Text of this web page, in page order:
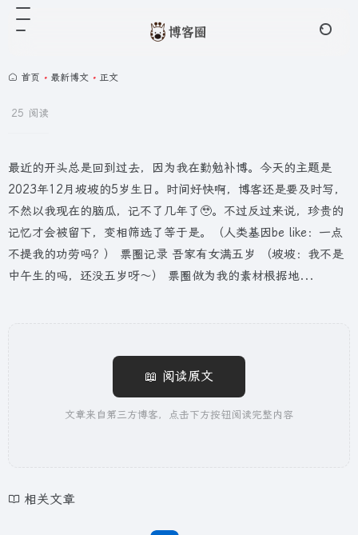
首页 • 最新博文 • 正文
25 阅读
最近的开头总是回到过去，因为我在勤勉补博。今天的主题是
2023年12月坡坡的5岁生日。时间好快啊，博客还是要及时写，
不然以我现在的脑瓜，记不了几年了🥹。不过反过来说，珍贵的
记忆才会被留下，变相筛选了等于是。（人类基因be like：一点
不提我的功劳吗？） 票圈记录 吾家有女满五岁 （坡坡：我不是
中午生的吗，还没五岁呀～） 票圈做为我的素材根据地...
📖 阅读原文
文章来自第三方博客，点击下方按钮阅读完整内容
相关文章